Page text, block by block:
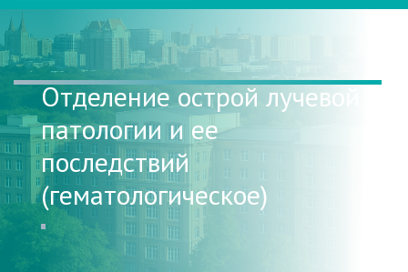
Отделение острой лучевой
патологии и ее
последствий
(гематологическое)